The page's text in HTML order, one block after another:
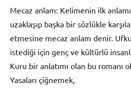
Editörün
Seçtikleri
Sözcükte
Yapı
Mecaz anlam: Kelimenin ilk
uzaklaşıp başka bir sözlükle
etmesine mecaz anlam denir.
istediği için genç ve kültürlü
Kuru bir anlatımı olan bu romanı
Yasaları çiğnemek,